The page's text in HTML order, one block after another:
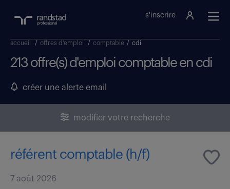
s'inscrire
accueil / offres d'emploi / comptable / cdi
213 offre(s) d'emploi comptable en cdi
créer une alerte email
modifier votre recherche
référent comptable (h/f)
7 août 2026